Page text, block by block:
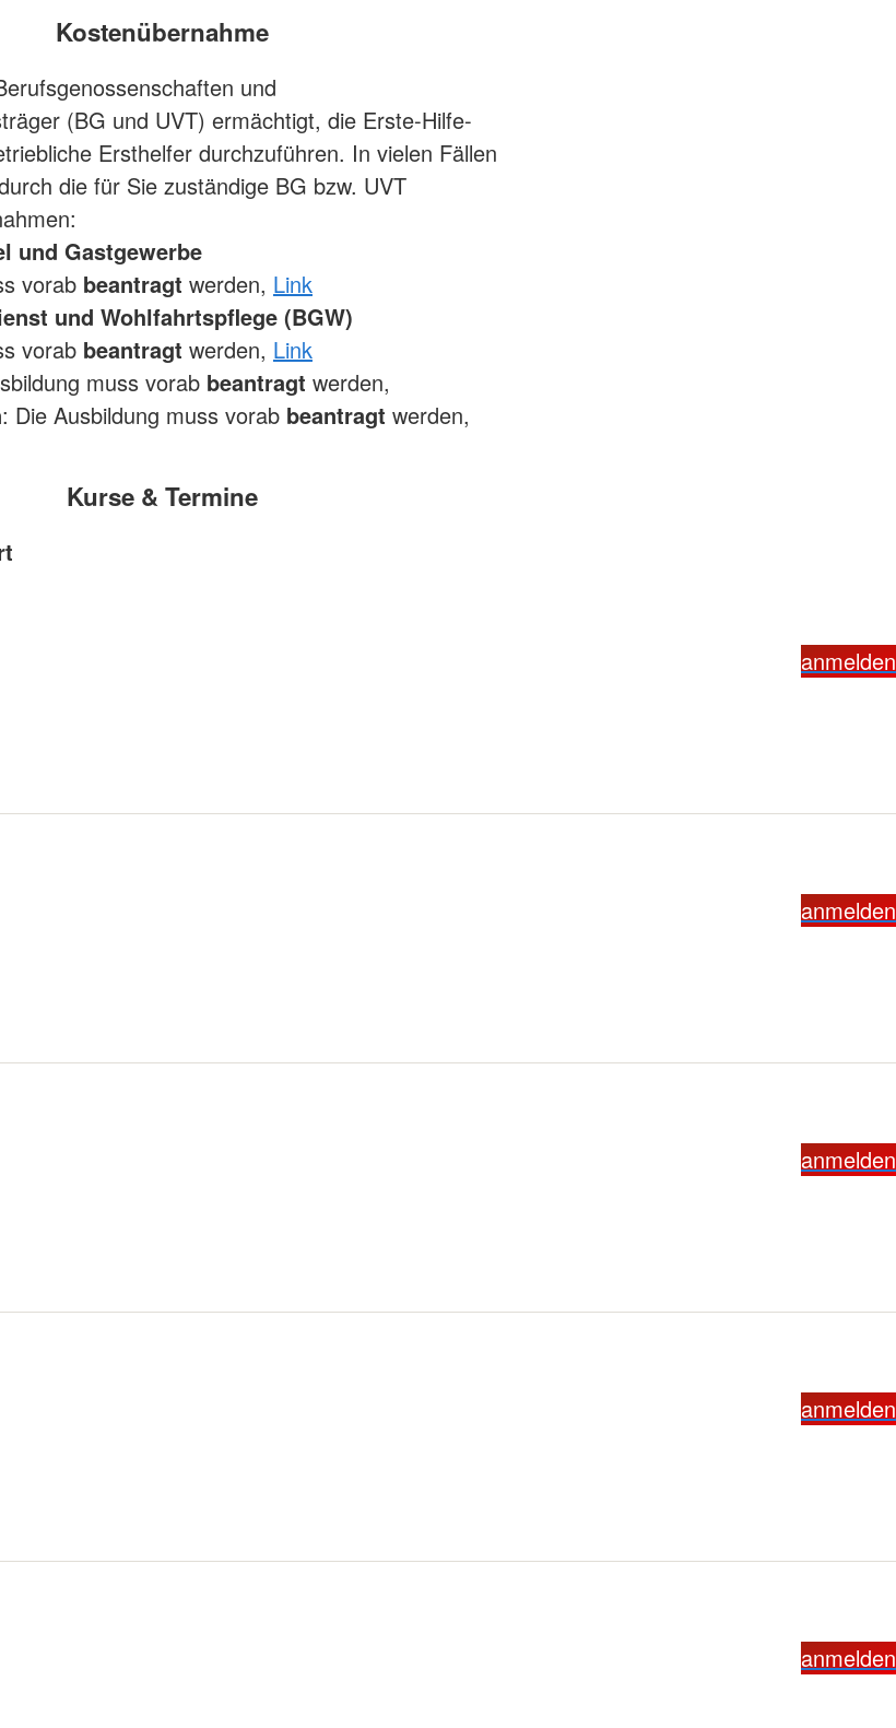
Kostenübernahme
und
(BG und UVT) ermächtigt, die Erste-Hilfe-
Ersthelfer durchzuführen. In vielen Fällen
die für Sie zuständige BG bzw. UVT
und Gastgewerbe
vorab beantragt werden, Link
und Wohlfahrtspflege (BGW)
vorab beantragt werden, Link
muss vorab beantragt werden,
: Die Ausbildung muss vorab beantragt werden,
Kurse & Termine
anmelden
anmelden
anmelden
anmelden
anmelden